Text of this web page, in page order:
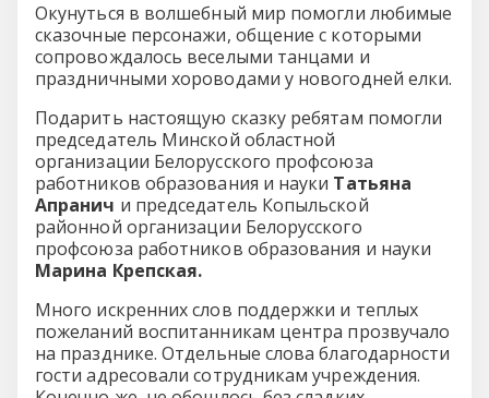
Окунуться в волшебный мир помогли любимые
сказочные персонажи, общение с которыми
сопровождалось веселыми танцами и
праздничными хороводами у новогодней елки.
Подарить настоящую сказку ребятам помогли
председатель Минской областной
организации Белорусского профсоюза
работников образования и науки Татьяна
Апранич и председатель Копыльской
районной организации Белорусского
профсоюза работников образования и науки
Марина Крепская.
Много искренних слов поддержки и теплых
пожеланий воспитанникам центра прозвучало
на празднике. Отдельные слова благодарности
гости адресовали сотрудникам учреждения.